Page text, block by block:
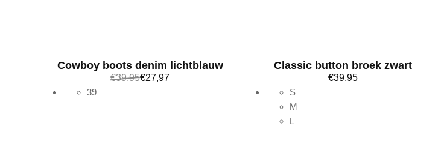
Cowboy boots denim lichtblauw
€39,95€27,97
39
Classic button broek zwart
€39,95
S
M
L